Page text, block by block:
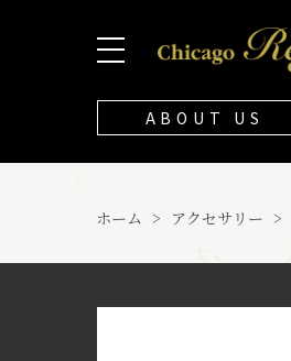
ABOUT US
ホーム > アクセサリー >